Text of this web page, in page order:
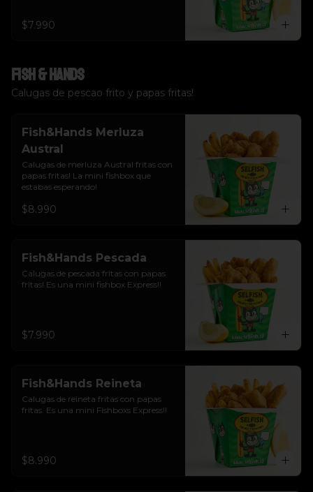
$7.990
Fish & Hands
Calugas de pescao frito y papas fritas!
Fish&Hands Merluza
Austral
Calugas de merluza Austral fritas con
papas fritas! La mini fishbox que
estabas esperando!
$8.990
Fish&Hands Pescada
Calugas de pescada fritas con papas
fritas! Es una mini fishbox Express!!
$7.990
Fish&Hands Reineta
Calugas de reineta fritas con papas
fritas. Es una mini Fishboxs Express!!
$8.990